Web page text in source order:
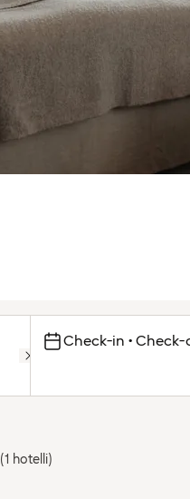
Check-in •
(1 hotelli)